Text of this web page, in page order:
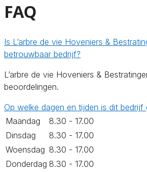
FAQ
Is L’arbre de vie Hoveniers &
betrouwbaar bedrijf?
L’arbre de vie Hoveniers &
beoordelingen.
Op welke dagen en tijden is dit bedrijf
Maandag
8.30 - 17.00
Dinsdag
8.30 - 17.00
Woensdag 8.30 - 17.00
Donderdag 8.30 - 17.00